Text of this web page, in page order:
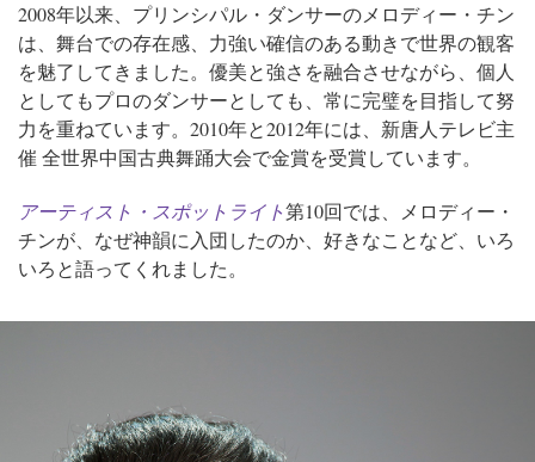
2008年以来、プリンシパル・ダンサーのメロディー・チン
は、舞台での存在感、力強い確信のある動きで世界の観客
を魅了してきました。優美と強さを融合させながら、個人
としてもプロのダンサーとしても、常に完璧を目指して努
力を重ねています。2010年と2012年には、新唐人テレビ主
催 全世界中国古典舞踊大会で金賞を受賞しています。
アーティスト・スポットライト第10回では、メロディー・
チンが、なぜ神韻に入団したのか、好きなことなど、いろ
いろと語ってくれました。